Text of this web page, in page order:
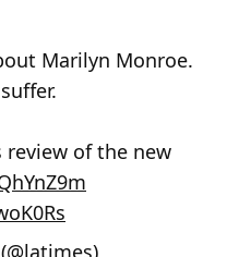
Marilyn Monroe.
review of the new